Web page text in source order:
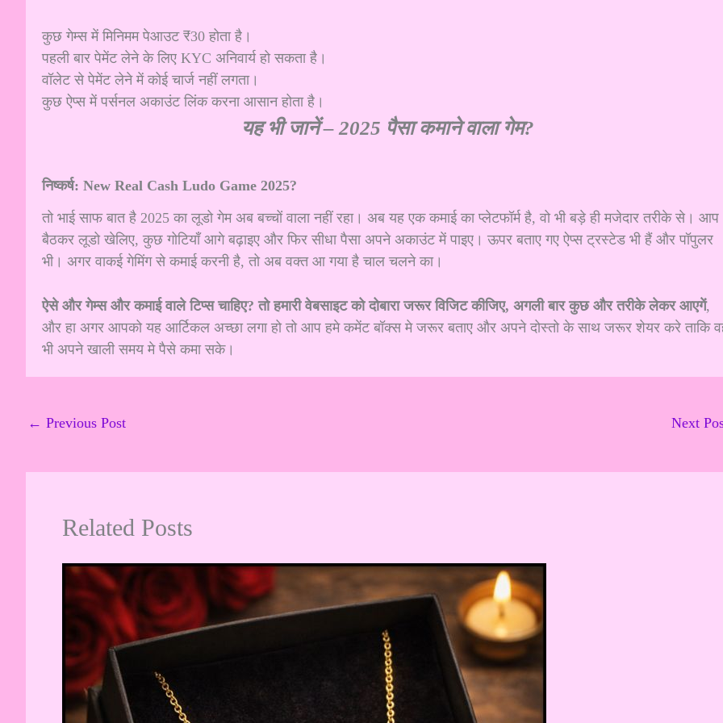
कुछ गेम्स में मिनिमम पेआउट ₹30 होता है।
पहली बार पेमेंट लेने के लिए KYC अनिवार्य हो सकता है।
वॉलेट से पेमेंट लेने में कोई चार्ज नहीं लगता।
कुछ ऐप्स में पर्सनल अकाउंट लिंक करना आसान होता है।
यह भी जानें –2025 पैसा कमाने वाला गेम?
निष्कर्ष: New Real Cash Ludo Game 2025?
तो भाई साफ बात है 2025 का लूडो गेम अब बच्चों वाला नहीं रहा। अब यह एक कमाई का प्लेटफॉर्म है, वो भी बड़े ही मजेदार तरीके से। आप
बैठकर लूडो खेलिए, कुछ गोटियाँ आगे बढ़ाइए और फिर सीधा पैसा अपने अकाउंट में पाइए। ऊपर बताए गए ऐप्स ट्रस्टेड भी हैं और पॉपुलर
भी। अगर वाकई गेमिंग से कमाई करनी है, तो अब वक्त आ गया है चाल चलने का।
ऐसे और गेम्स और कमाई वाले टिप्स चाहिए? तो हमारी वेबसाइट को दोबारा जरूर विजिट कीजिए, अगली बार कुछ और तरीके लेकर आएगें,
और हा अगर आपको यह आर्टिकल अच्छा लगा हो तो आप हमे कमेंट बॉक्स मे जरूर बताए और अपने दोस्तो के साथ जरूर शेयर करे ताकि
भी अपने खाली समय मे पैसे कमा सके।
← Previous Post Next
Related Posts